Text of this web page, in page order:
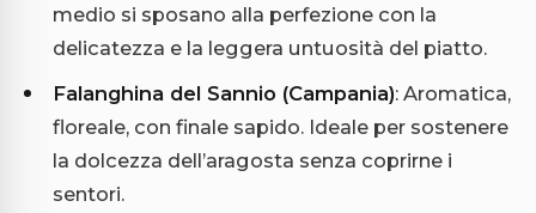
medio si sposano alla perfezione con la
delicatezza e la leggera untuosità del piatto.
Falanghina del Sannio (Campania): Aromatica,
floreale, con finale sapido. Ideale per sostenere
la dolcezza dell’aragosta senza coprirne i
sentori.